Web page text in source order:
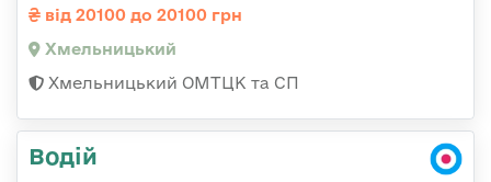
від 20100 до 20100 грн
Хмельницький
Хмельницький ОМТЦК та СП
Водій